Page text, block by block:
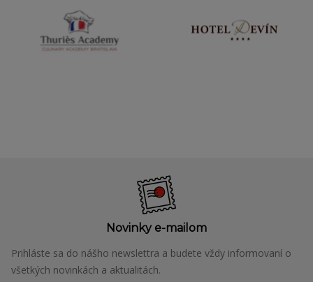
Novinky e-mailom
Prihláste sa do nášho newslettra a budete vždy informovaní o
všetkých novinkách a aktualitách.